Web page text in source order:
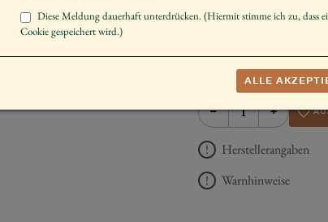
Sammeln
UVP *
− +
Herstellerangaben
Warnhinweise
Diese Meldung dauerhaft unterdrücken. (Hiermit stimme ich zu, dass
Cookie gespeichert wird.)
ALLE